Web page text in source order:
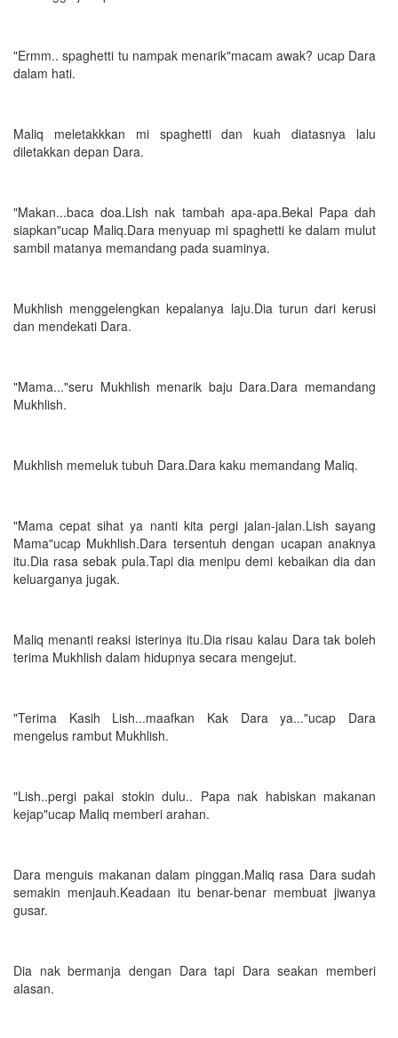
"Ermm.. spaghetti tu nampak menarik"macam awak? ucap Dara
dalam hati.
Maliq meletakkkan mi spaghetti dan kuah diatasnya lalu
diletakkan depan Dara.
"Makan...baca doa.Lish nak tambah apa-apa.Bekal Papa dah
siapkan"ucap Maliq.Dara menyuap mi spaghetti ke dalam mulut
sambil matanya memandang pada suaminya.
Mukhlish menggelengkan kepalanya laju.Dia turun dari kerusi
dan mendekati Dara.
"Mama..."seru Mukhlish menarik baju Dara.Dara memandang
Mukhlish.
Mukhlish memeluk tubuh Dara.Dara kaku memandang Maliq.
"Mama cepat sihat ya nanti kita pergi jalan-jalan.Lish sayang
Mama"ucap Mukhlish.Dara tersentuh dengan ucapan anaknya
itu.Dia rasa sebak pula.Tapi dia menipu demi kebaikan dia dan
keluarganya jugak.
Maliq menanti reaksi isterinya itu.Dia risau kalau Dara tak boleh
terima Mukhlish dalam hidupnya secara mengejut.
"Terima Kasih Lish...maafkan Kak Dara ya..."ucap Dara
mengelus rambut Mukhlish.
"Lish..pergi pakai stokin dulu.. Papa nak habiskan makanan
kejap"ucap Maliq memberi arahan.
Dara menguis makanan dalam pinggan.Maliq rasa Dara sudah
semakin menjauh.Keadaan itu benar-benar membuat jiwanya
gusar.
Dia nak bermanja dengan Dara tapi Dara seakan memberi
alasan.